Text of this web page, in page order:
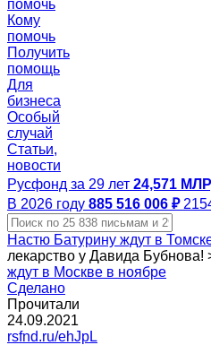
помочь
Кому
помочь
Получить
помощь
Для
бизнеса
Особый
случай
Статьи,
новости
Русфонд за 29 лет 24,571
В 2026 году 885 516 006 ₽
Настю Батурину ждут в
лекарство у Давида Бубнова!
ждут в Москве в ноябре
Сделано
Прочитали
24.09.2021
rsfnd.ru/ehJpL